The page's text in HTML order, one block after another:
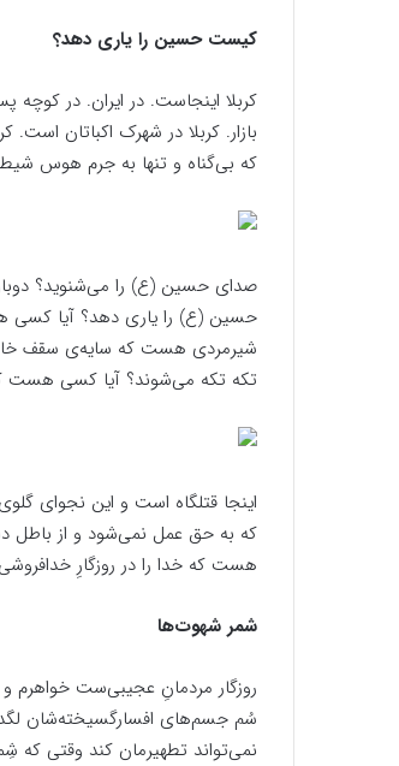
کیست حسین را یاری دهد؟
کربلا اینجاست. در ایران. در
بازار. کربلا در شهرک اکباتان
که بی‌گناه و تنها به جرم هوس
صدای حسین (ع) را می‌شنوید؟
حسین (ع) را یاری دهد؟ آیا کسی
شیرمردی هست که سایه‌ی سقف
تکه تکه می‌شوند؟ آیا کسی هست
اینجا قتلگاه است و این نجوای
که به حق عمل نمى‌شود و از باطل
هست که خدا را در روزگارِ
شمر شهوت‌ها
روزگار مردمانِ عجیبی‌ست خواهرم و
سُم جسم‌های افسارگسیخته‌شان
نمی‌تواند تطهیرمان کند وقتی که